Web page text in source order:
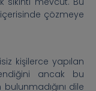
içerisinde çözmeye
kişilerce yapılan
ancak bu
dile